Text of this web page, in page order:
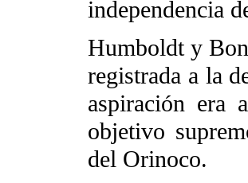
independencia
Humboldt y
registrada a la
aspiración era
objetivo
del Orinoco.